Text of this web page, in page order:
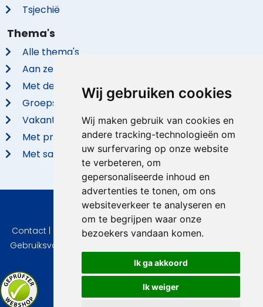
Wij gebruiken cookies
Wij maken gebruik van cookies en
andere tracking-technologieën om
uw surfervaring op onze website
te verbeteren, om
gepersonaliseerde inhoud en
advertenties te tonen, om ons
websiteverkeer te analyseren en
om te begrijpen waar onze
bezoekers vandaan komen.
Ik ga akkoord
Ik weiger
Tsjechië
Thema's
Alle thema's
Aan zee
Met de hond
Groepsaccommodaties
Vakantieparken
Met privé zwembad
Met sauna
© 2026 VidaVilla.com
Contact Privacy|Cookie instellingen|Herroepingsrecht
Gebruiksvoorwaarden